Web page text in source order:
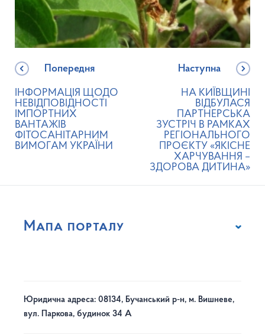
Попередня
ІНФОРМАЦІЯ ЩОДО
НЕВІДПОВІДНОСТІ
ІМПОРТНИХ
ВАНТАЖІВ
ФІТОСАНІТАРНИМ
ВИМОГАМ УКРАЇНИ
Наступна
НА КИЇВЩИНІ
ВІДБУЛАСЯ
ПАРТНЕРСЬКА
ЗУСТРІЧ В РАМКАХ
РЕГІОНАЛЬНОГО
ПРОЄКТУ «ЯКІСНЕ
ХАРЧУВАННЯ –
ЗДОРОВА ДИТИНА»
Мапа порталу
Юридична адреса: 08134, Бучанський р-н, м. Вишневе,
вул. Паркова, будинок 34 А